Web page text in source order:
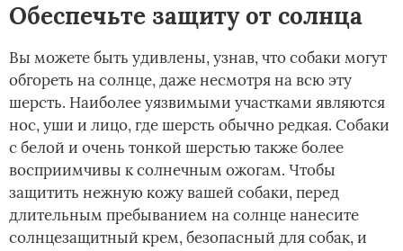
Обеспечьте защиту от солнца
Вы можете быть удивлены, узнав, что собаки могут
обгореть на солнце, даже несмотря на всю эту
шерсть. Наиболее уязвимыми участками являются
нос, уши и лицо, где шерсть обычно редкая. Собаки
с белой и очень тонкой шерстью также более
восприимчивы к солнечным ожогам. Чтобы
защитить нежную кожу вашей собаки, перед
длительным пребыванием на солнце нанесите
солнцезащитный крем, безопасный для собак, и